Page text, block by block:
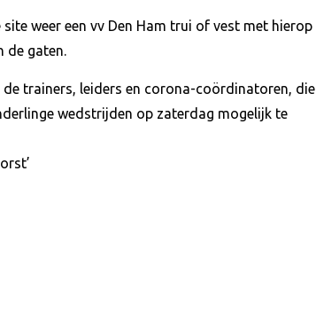
weer een vv Den Ham trui of vest met hierop
de gaten.
trainers, leiders en corona-coördinatoren, die
wedstrijden op zaterdag mogelijk te